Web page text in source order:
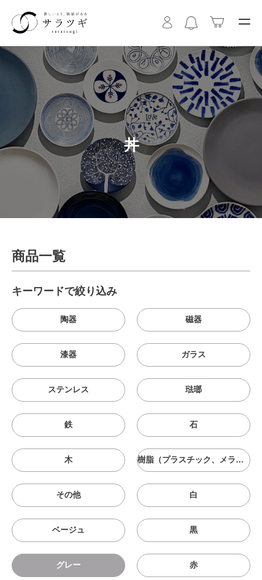
丼
商品一覧
キーワードで絞り込み
陶器 磁器
漆器 ガラス
ステンレス 琺瑯
鉄 石
木 樹脂（プラスチック、メラニン、シリコン等）
その他 白
ベージュ 黒
グレー 赤